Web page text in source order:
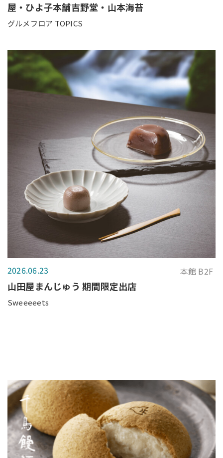
屋・ひよ子本舗吉野堂・山本海苔
グルメフロア TOPICS
2026.06.23 本館 B2F
山田屋まんじゅう 期間限定出店
Sweeeeets